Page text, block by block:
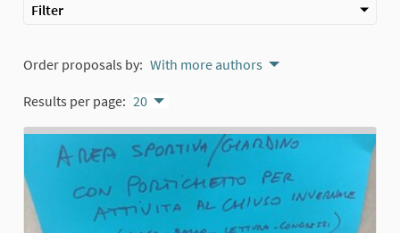
Filter
Order proposals by: With more authors
Results per page: 20